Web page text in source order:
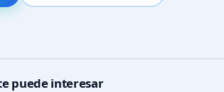
puede interesar